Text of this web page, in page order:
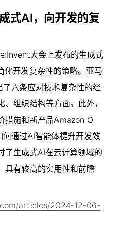
式AI，向开发的复
大会上发布的生成式
化开发复杂性的策略。亚马
六条应对技术复杂性的经
组织结构等方面。此外，
措施和新产品Amazon Q
通过AI智能体提升开发效
了生成式AI在云计算领域的
具有较高的实用性和前瞻
articles/2024-12-06-